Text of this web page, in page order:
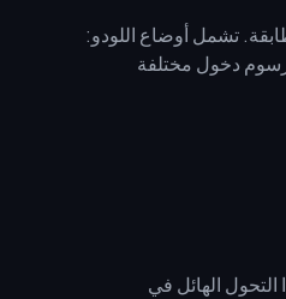
لتسهيل عملية المطابقة. تشمل أوضاع اللودو:
رسوم دخول مختلفة
أوائل مارس) 100,000 جوهرة لأفضل 1,000 لاعب. هذا التحول الهائل في